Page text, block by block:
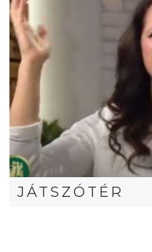
JÁTSZÓTÉR